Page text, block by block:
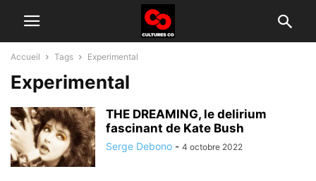
Accueil Tags Experimental
Experimental
THE DREAMING, le delirium
fascinant de Kate Bush
Serge Debono - 4 octobre 2022